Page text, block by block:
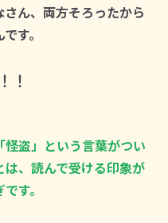
ん、両方そろったから
す。
！
怪盗」という言葉がつい
、読んで受ける印象が
す。